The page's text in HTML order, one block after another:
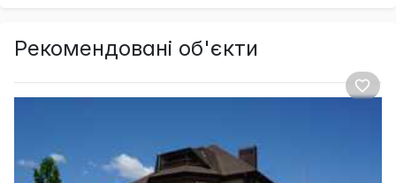
Рекомендовані об'єкти